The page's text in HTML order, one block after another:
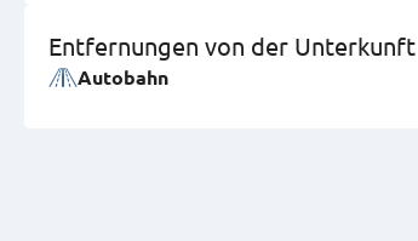
Entfernungen von der Unterkunft
Autobahn